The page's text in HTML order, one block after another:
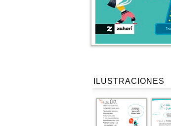
ILUSTRACIONES